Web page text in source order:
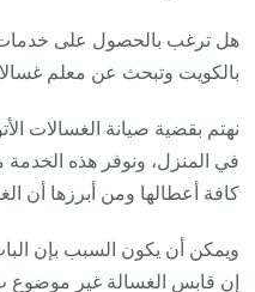
هل ترغب بالحصول على خدمات
بالكويت وتبحث عن معلم
نهتم بقضية صيانة الغسالات
في المنزل، ونوفر هذه
كافة أعطالها ومن أبرزها أن
ويمكن أن يكون السبب بإن
إن قابس الغسالة غير موضوع ب